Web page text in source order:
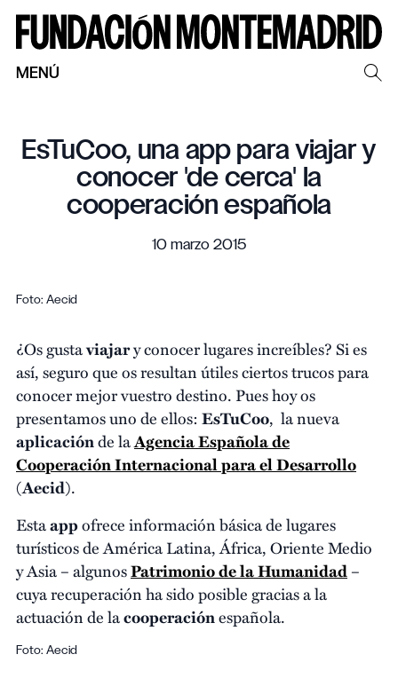
MENÚ
EsTuCoo, una app para viajar y
conocer 'de cerca' la
cooperación española
10 marzo 2015
Foto: Aecid
¿Os gustaviajary conocer lugares increíbles? Si es
así, seguro que os resultan útiles ciertos trucos para
conocer mejor vuestro destino. Pues hoy os
presentamos uno de ellos: EsTuCoo, la nueva
aplicaciónde laAgencia Española de
Cooperación Internacional para el Desarrollo
(Aecid).
Estaappofrece información básica de lugares
turísticos de América Latina, África, Oriente Medio
y Asia – algunosPatrimonio de la Humanidad–
cuya recuperación ha sido posible gracias a la
actuación de lacooperaciónespañola.
Foto: Aecid